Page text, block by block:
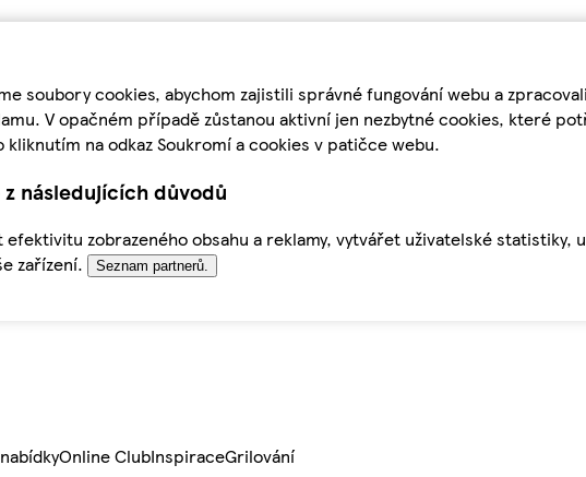
soubory cookies, abychom zajistili správné fungování webu a
V opačném případě zůstanou aktivní jen nezbytné cookies, které
kliknutím na odkaz Soukromí a cookies v patičce webu.
následujících důvodů
zobrazeného obsahu a reklamy, vytvářet uživatelské
zařízení.
Seznam partnerů.
Online ClubInspiraceGrilování